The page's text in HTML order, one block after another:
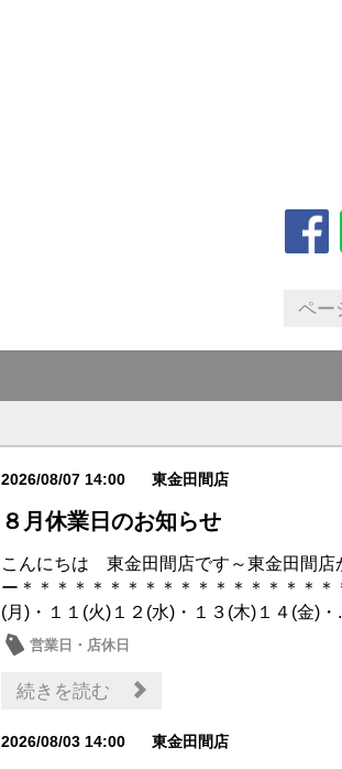
ペー
2026/08/07 14:00 東金田間店
８月休業日のお知らせ
こんにちは 東金田間店です～東金田間店
ー＊＊＊＊＊＊＊＊＊＊＊＊＊＊＊＊＊＊
(月)・１１(火)１２(水)・１３(木)１４(金)・
営業日・店休日
続きを読む
2026/08/03 14:00 東金田間店